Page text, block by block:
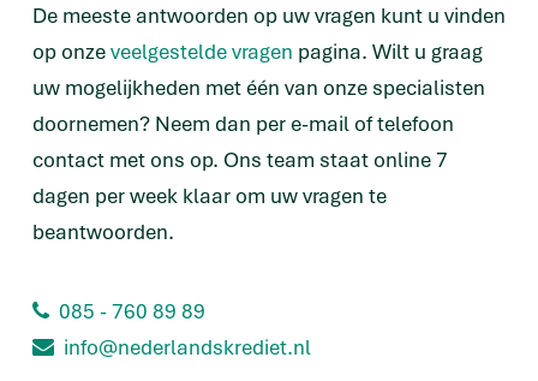
De meeste antwoorden op uw vragen kunt u vinden
op onzeveelgestelde vragen pagina. Wilt u graag
uw mogelijkheden met één van onze specialisten
doornemen? Neem dan per e-mail of telefoon
contact met ons op. Ons team staat online 7
dagen per week klaar om uw vragen te
beantwoorden.
085 - 760 89 89
info@nederlandskrediet.nl